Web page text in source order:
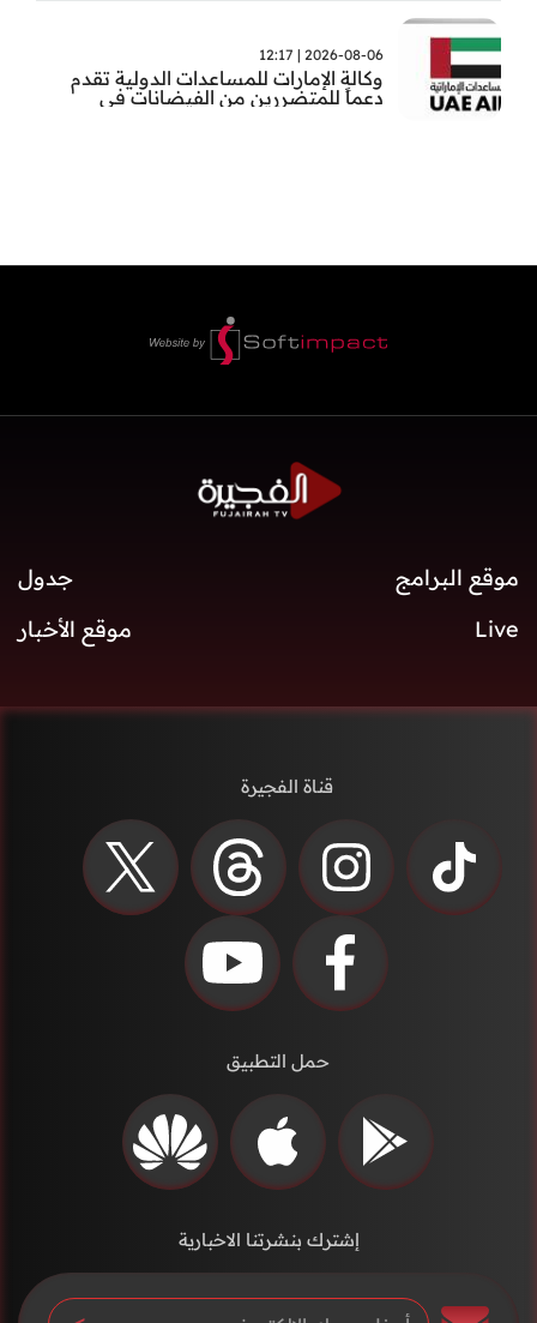
2026-08-06 | 12:17
وكالة الإمارات للمساعدات الدولية تقدم
دعماً للمتضررين من الفيضانات في
موقع البرامج
جدول
Live
موقع الأخبار
قناة الفجيرة
حمل التطبيق
إشترك بنشرتنا الاخبارية